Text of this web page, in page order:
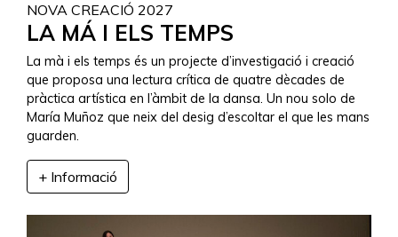
NOVA CREACIÓ 2027
LA MÁ I ELS TEMPS
La mà i els temps és un projecte d’investigació i creació
que proposa una lectura crítica de quatre dècades de
pràctica artística en l’àmbit de la dansa. Un nou solo de
María Muñoz que neix del desig d’escoltar el que les mans
guarden.
+ Informació